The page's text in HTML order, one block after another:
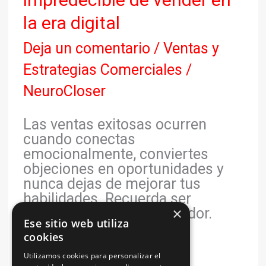
la era digital
Deja un comentario / Ventas y
Estrategias Comerciales /
NeuroCloser
Las ventas exitosas ocurren
cuando conectas
emocionalmente, conviertes
objeciones en oportunidades y
nunca dejas de mejorar tus
habilidades. Recuerda ser
humano antes que vendedor.
Leer más »
×
Ese sitio web utiliza
cookies
Utilizamos cookies para personalizar el